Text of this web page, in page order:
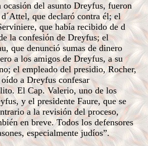
del asunto Dreyfus, fueron
que declaró contra él; el
que había recibido de d
la confesión de Dreyfus; el
que denunció sumas de dinero
a los amigos de Dreyfus, a su
el empleado del presidio, Rocher,
a Dreyfus confesar
El Cap. Valerio, uno de los
y el presidente Faure, que se
a la revisión del proceso,
en breve. Todos los defensores
especialmente judíos”.